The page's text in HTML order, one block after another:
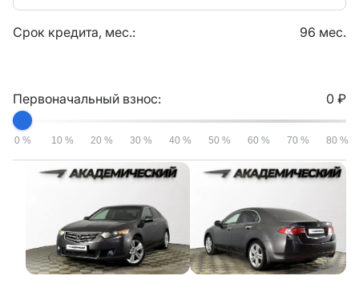
Срок кредита, мес.: 96 мес.
Первоначальный взнос: 0 ₽
0 % 10 % 20 % 30 % 40 % 50 % 60 % 70 % 80 %